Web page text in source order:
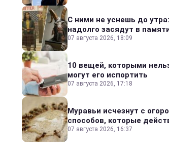
С ними не уснешь до
надолго засядут в
07 августа 2026, 18:09
10 вещей, которыми
могут его испортить
07 августа 2026, 17:18
Муравьи исчезнут с
способов, которые
07 августа 2026, 16:37